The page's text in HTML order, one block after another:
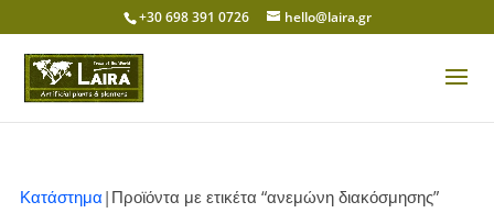
+30 698 391 0726 hello@laira.gr
Κατάστημα |Προϊόντα με ετικέτα “ανεμώνη διακόσμησης”